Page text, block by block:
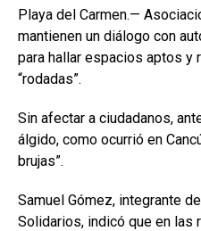
Playa del Carmen.—
mantienen un diálogo con
para hallar espacios aptos y
“rodadas”.
Sin afectar a ciudadanos,
álgido, como ocurrió en
brujas”.
Samuel Gómez, integrante
Solidarios, indicó que en las